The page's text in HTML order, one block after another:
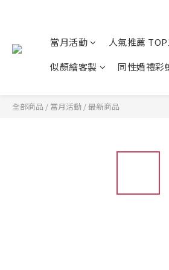
當月活動 人氣推薦
似顏繪客製
同性婚禮彩
全部商品 / 當月活動 /最新商品